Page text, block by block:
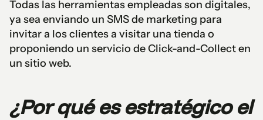
Todas las herramientas empleadas son digitales,
ya sea enviando un SMS de marketing para
invitar a los clientes a visitar una tienda o
proponiendo un servicio de Click-and-Collect en
un sitio web.
¿Por qué es estratégico el